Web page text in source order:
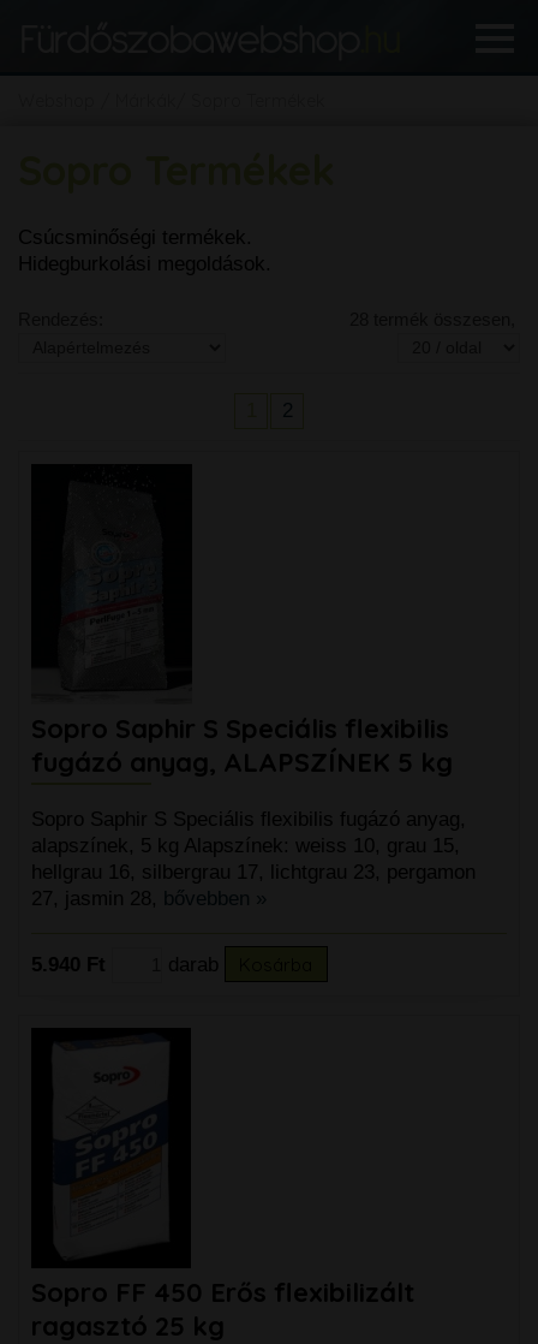
Csúcsminőségi termékek.
Hidegburkolási megoldások.
2
Sopro Saphir S Speciális flexibilis
fugázó anyag, ALAPSZÍNEK 5 kg
Sopro Saphir S Speciális flexibilis fugázó anyag,
alapszínek, 5 kg Alapszínek: weiss 10, grau 15,
hellgrau 16, silbergrau 17, lichtgrau 23, pergamon
27, jasmin 28,
bővebben »
5.940 Ft darab
Sopro FF 450 Erős flexibilizált
ragasztó 25 kg